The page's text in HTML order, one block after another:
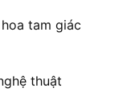
tam giác
thuật